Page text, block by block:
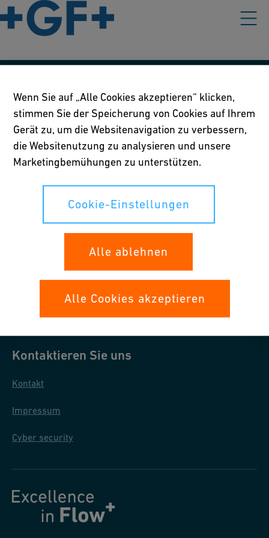
Nutzungsbedingungen
Richtlinie betreffend Online-Datenschutz und Cookies
Cookie-Einstellungen
Ihre Rechte
Allgemeine Einkaufsbedingungen
Kontaktieren Sie uns
Kontakt
Impressum
Cyber security
Wenn Sie auf „Alle Cookies akzeptieren“ klicken,
stimmen Sie der Speicherung von Cookies auf Ihrem
Gerät zu, um die Websitenavigation zu verbessern,
die Websitenutzung zu analysieren und unsere
Marketingbemühungen zu unterstützen.
Cookie-Einstellungen
Alle ablehnen
Alle Cookies akzeptieren